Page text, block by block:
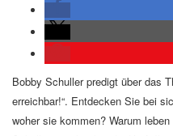
Bobby Schuller predigt über das
erreichbar!“. Entdecken Sie bei
woher sie kommen? Warum